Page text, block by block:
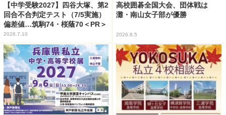
【中学受験2027】四谷大塚、第2
回合不合判定テスト（7/5実施）
偏差値…筑駒74・桜蔭70＜PR＞
2026.7.10
高校囲碁全国大会、団体戦は
灘・南山女子部が優勝
2026.8.5